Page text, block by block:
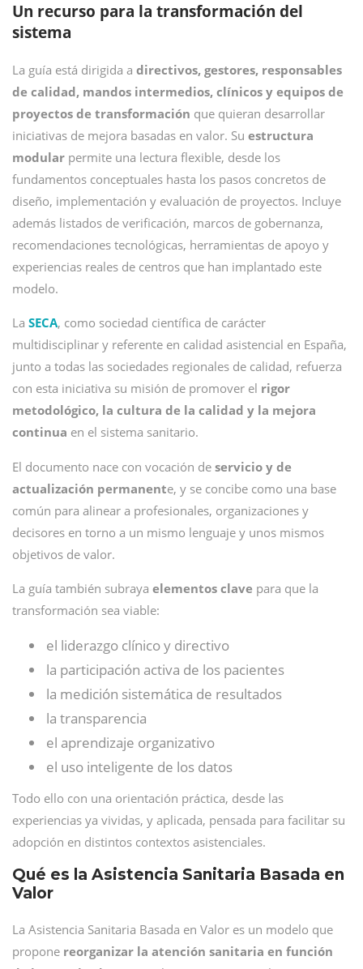
Un recurso para la transformación del
sistema
La guía está dirigida a directivos, gestores, responsables
de calidad, mandos intermedios, clínicos y equipos de
proyectos de transformación que quieran desarrollar
iniciativas de mejora basadas en valor. Su estructura
modular permite una lectura flexible, desde los
fundamentos conceptuales hasta los pasos concretos de
diseño, implementación y evaluación de proyectos. Incluye
además listados de verificación, marcos de gobernanza,
recomendaciones tecnológicas, herramientas de apoyo y
experiencias reales de centros que han implantado este
modelo.
La SECA, como sociedad científica de carácter
multidisciplinar y referente en calidad asistencial en España,
junto a todas las sociedades regionales de calidad, refuerza
con esta iniciativa su misión de promover el rigor
metodológico, la cultura de la calidad y la mejora
continua en el sistema sanitario.
El documento nace con vocación de servicio y de
actualización permanente, y se concibe como una base
común para alinear a profesionales, organizaciones y
decisores en torno a un mismo lenguaje y unos mismos
objetivos de valor.
La guía también subraya elementos clave para que la
transformación sea viable:
el liderazgo clínico y directivo
la participación activa de los pacientes
la medición sistemática de resultados
la transparencia
el aprendizaje organizativo
el uso inteligente de los datos
Todo ello con una orientación práctica, desde las
experiencias ya vividas, y aplicada, pensada para facilitar su
adopción en distintos contextos asistenciales.
Qué es la Asistencia Sanitaria Basada en
Valor
La Asistencia Sanitaria Basada en Valor es un modelo que
propone reorganizar la atención sanitaria en función